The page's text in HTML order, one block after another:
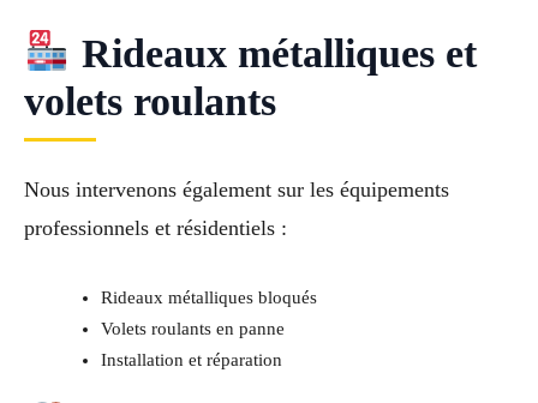
Rideaux métalliques et
volets roulants
Nous intervenons également sur les équipements
professionnels et résidentiels :
Rideaux métalliques bloqués
Volets roulants en panne
Installation et réparation